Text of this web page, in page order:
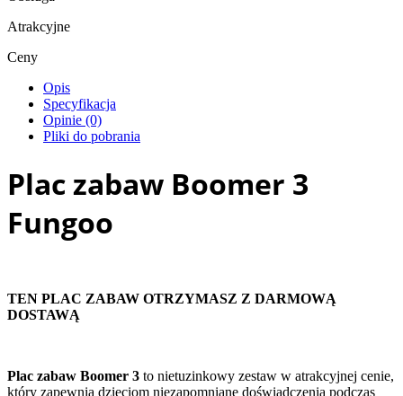
Atrakcyjne
Ceny
Opis
Specyfikacja
Opinie (0)
Pliki do pobrania
Plac zabaw Boomer 3
Fungoo
TEN PLAC ZABAW OTRZYMASZ Z DARMOWĄ
DOSTAWĄ
Plac zabaw Boomer 3 to nietuzinkowy zestaw w atrakcyjnej cenie,
który zapewnia dzieciom niezapomniane doświadczenia podczas